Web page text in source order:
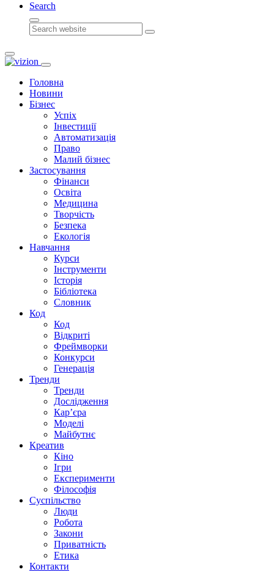
Search
Search
Головна
Новини
Бізнес
Успіх
Інвестиції
Автоматизація
Право
Малий бізнес
Застосування
Фінанси
Освіта
Медицина
Творчість
Безпека
Екологія
Навчання
Курси
Інструменти
Історія
Бібліотека
Словник
Код
Код
Відкриті
Фреймворки
Конкурси
Генерація
Тренди
Тренди
Дослідження
Кар’єра
Моделі
Майбутнє
Креатив
Кіно
Ігри
Експерименти
Філософія
Суспільство
Люди
Робота
Закони
Приватність
Етика
Контакти